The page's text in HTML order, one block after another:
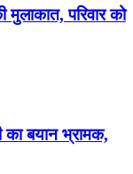
परिवार को
का बयान भ्रामक,